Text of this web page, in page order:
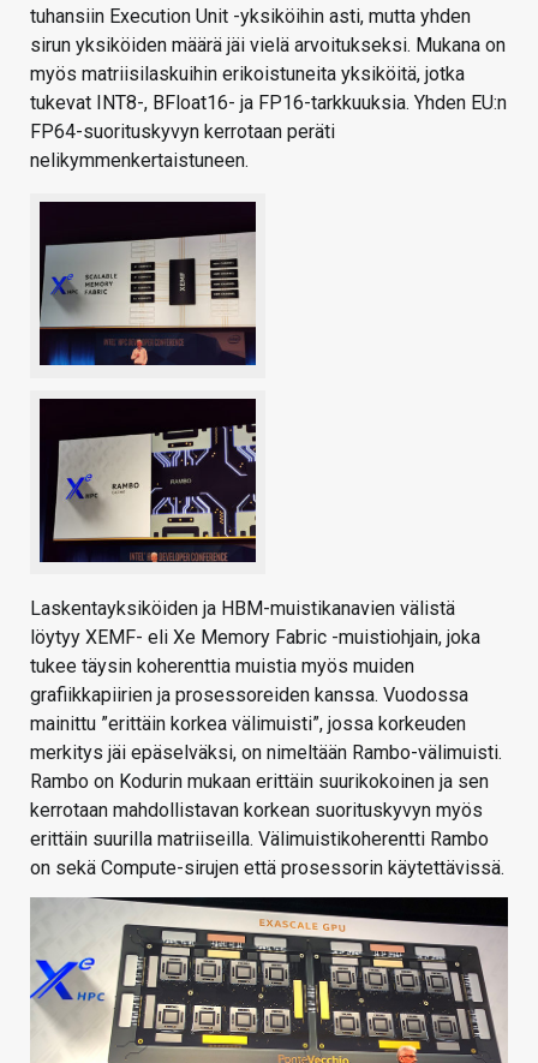
tuhansiin Execution Unit -yksiköihin asti, mutta yhden
sirun yksiköiden määrä jäi vielä arvoitukseksi. Mukana on
myös matriisilaskuihin erikoistuneita yksiköitä, jotka
tukevat INT8-, BFloat16- ja FP16-tarkkuuksia. Yhden EU:n
FP64-suorituskyvyn kerrotaan peräti
nelikymmenkertaistuneen.
Laskentayksiköiden ja HBM-muistikanavien välistä
löytyy XEMF- eli Xe Memory Fabric -muistiohjain, joka
tukee täysin koherenttia muistia myös muiden
grafiikkapiirien ja prosessoreiden kanssa. Vuodossa
mainittu ”erittäin korkea välimuisti”, jossa korkeuden
merkitys jäi epäselväksi, on nimeltään Rambo-välimuisti.
Rambo on Kodurin mukaan erittäin suurikokoinen ja sen
kerrotaan mahdollistavan korkean suorituskyvyn myös
erittäin suurilla matriiseilla. Välimuistikoherentti Rambo
on sekä Compute-sirujen että prosessorin käytettävissä.